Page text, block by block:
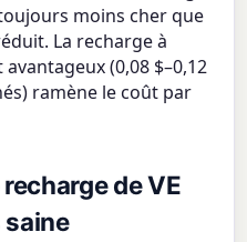
moins cher que
La recharge à
(0,08 $–0,12
ramène le coût par
de VE
saine